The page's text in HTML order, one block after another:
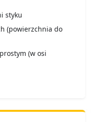
styku
(powierzchnia do
(w osi